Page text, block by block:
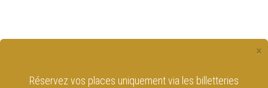
×
Réservez vos places uniquement via les billetteries